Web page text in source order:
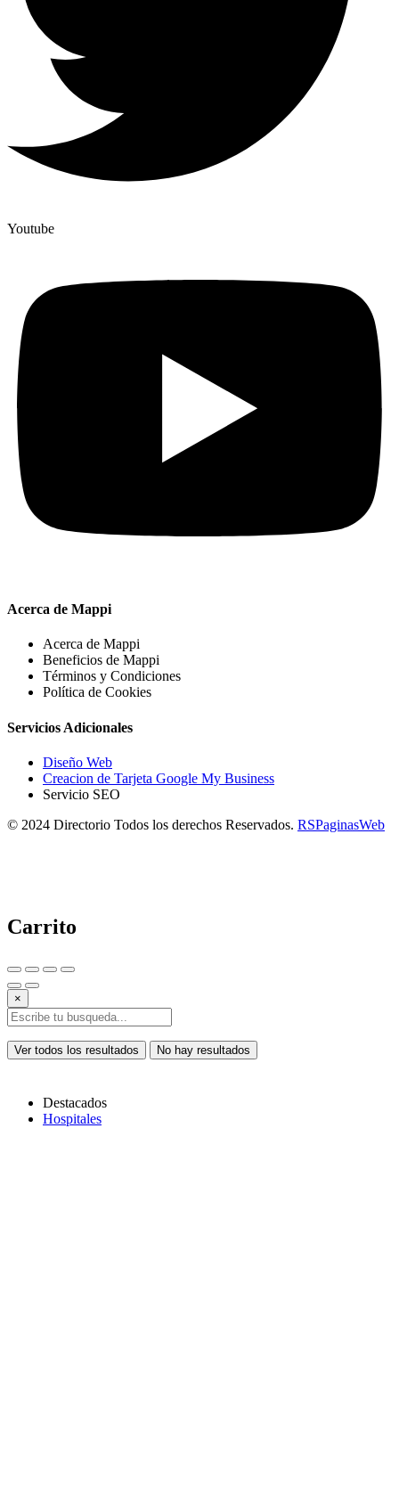
Youtube
Acerca de Mappi
Acerca de Mappi
Beneficios de Mappi
Términos y Condiciones
Política de Cookies
Servicios Adicionales
Diseño Web
Creacion de Tarjeta Google My Business
Servicio SEO
© 2024 Directorio Todos los derechos Reservados. RSPaginasWeb
Carrito
×
Ver todos los resultados No hay resultados
Destacados
Hospitales